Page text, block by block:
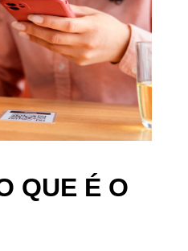
QUE É O